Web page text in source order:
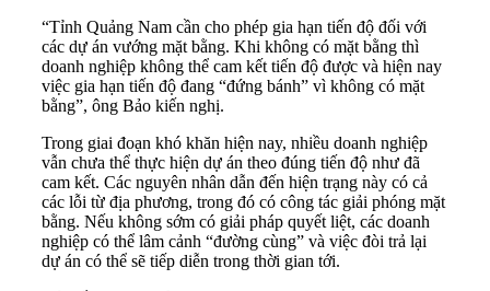
“Tỉnh Quảng Nam cần cho phép gia hạn tiến độ đối với
các dự án vướng mặt bằng. Khi không có mặt bằng thì
doanh nghiệp không thể cam kết tiến độ được và hiện nay
việc gia hạn tiến độ đang “đứng bánh” vì không có mặt
bằng”, ông Bảo kiến nghị.
Trong giai đoạn khó khăn hiện nay, nhiều doanh nghiệp
vẫn chưa thể thực hiện dự án theo đúng tiến độ như đã
cam kết. Các nguyên nhân dẫn đến hiện trạng này có cả
các lỗi từ địa phương, trong đó có công tác giải phóng mặt
bằng. Nếu không sớm có giải pháp quyết liệt, các doanh
nghiệp có thể lâm cảnh “đường cùng” và việc đòi trả lại
dự án có thể sẽ tiếp diễn trong thời gian tới.